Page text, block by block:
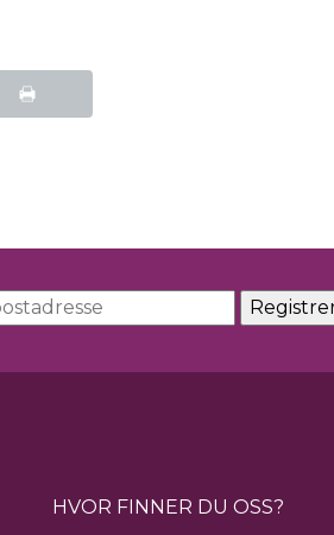
HVOR FINNER DU OSS?